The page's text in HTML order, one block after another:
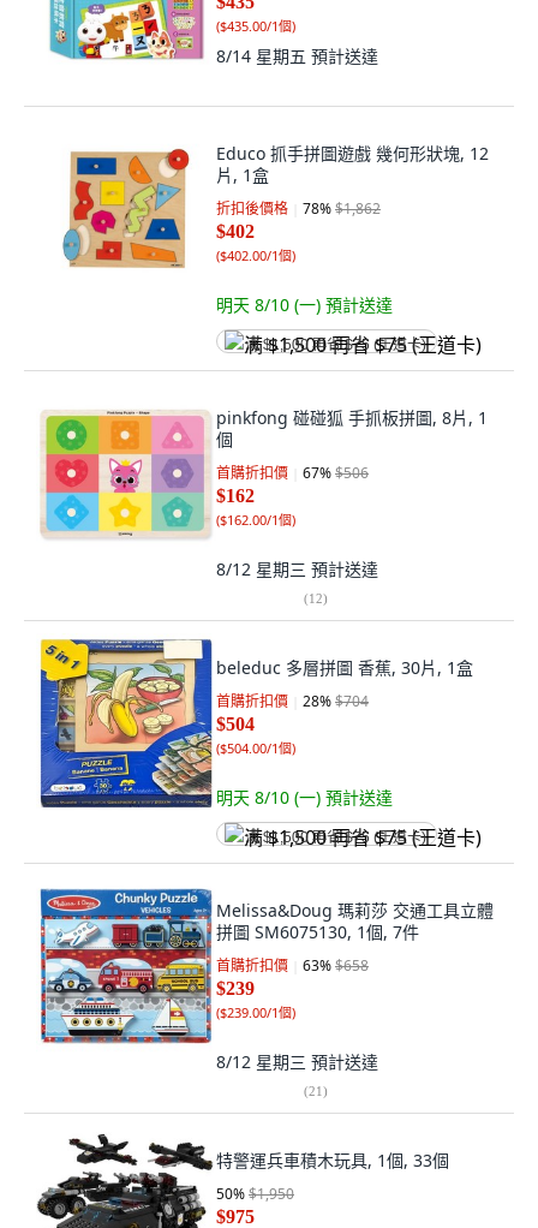
($435.00/1個)
8/14 星期五 預計送達
Educo 抓手拼圖遊戲 幾何形狀塊, 12
片, 1盒
折扣後價格 78%$1,862
$402
($402.00/1個)
明天 8/10 (一) 預計送達
满 $1,500 再省 $75 (王道卡)
pinkfong 碰碰狐 手抓板拼圖, 8片, 1
個
首購折扣價 67%$506
$162
($162.00/1個)
8/12 星期三 預計送達
(12)
beleduc 多層拼圖 香蕉, 30片, 1盒
首購折扣價 28%$704
$504
($504.00/1個)
明天 8/10 (一) 預計送達
满 $1,500 再省 $75 (王道卡)
Melissa&Doug 瑪莉莎 交通工具立體
拼圖 SM6075130, 1個, 7件
首購折扣價 63%$658
$239
($239.00/1個)
8/12 星期三 預計送達
(21)
特警運兵車積木玩具, 1個, 33個
50%$1,950
$975